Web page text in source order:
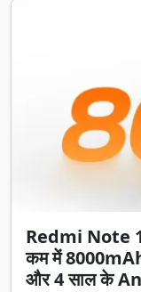
Redmi Note
कम में
और 4 साल के